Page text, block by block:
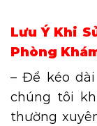
Lưu Ý Khi
Phòng
– Để kéo
chúng tôi
thường